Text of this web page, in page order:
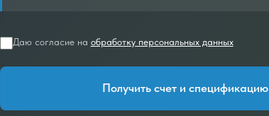
Даю согласие на обработку персональных данных
Получить счет и спецификацию